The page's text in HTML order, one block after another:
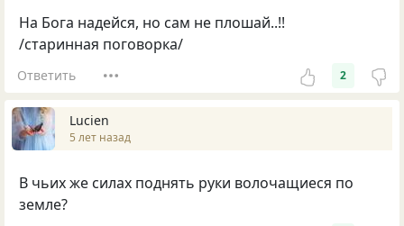
На Бога надейся, но сам не плошай..!!
/старинная поговорка/
Ответить 2
Lucien
5 лет назад
В чьих же силах поднять руки волочащиеся по
земле?